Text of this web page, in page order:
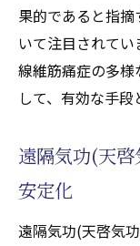
線維筋
や療法)
患者の
体験談
に適す
果的であると指
いて注目されて
線維筋痛症の多
して、有効な手段
遠隔気功(天
安定化
遠隔気功(天啓気